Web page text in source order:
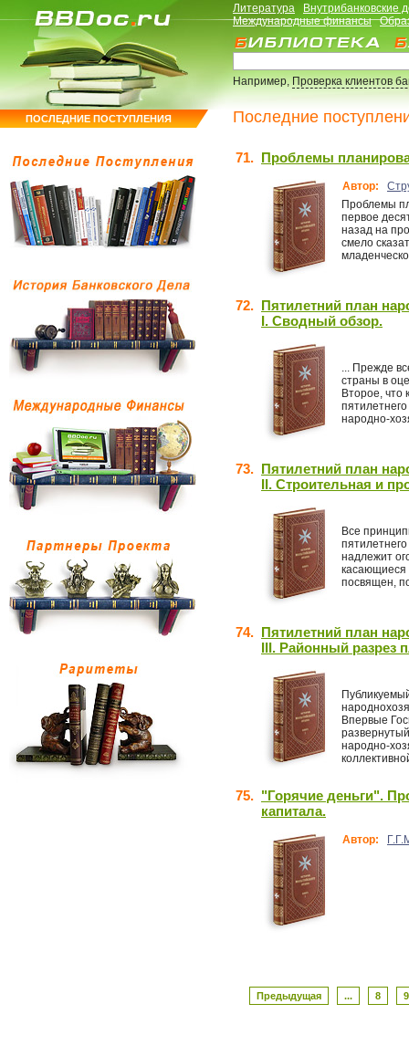
ПОСЛЕДНИЕ ПОСТУПЛЕНИЯ
Литература
Внутрибанковские
Международные финансы
Например,Проверка клиентов
Последние
71. Проблемы
Автор:
Проблемы
первое
назад на
смело
72. Пятилетний план
I. Сводный обзор.
... Прежде
страны в
Второе, что
народно-
73. Пятилетний план
II. Строительная и
Все
надлежит
касающиеся
посвящен,
74. Пятилетний план
III. Районный разрез
Впервые
народно-
75. "Горячие деньги".
капитала.
Автор:
Предыдущая ... 8 9